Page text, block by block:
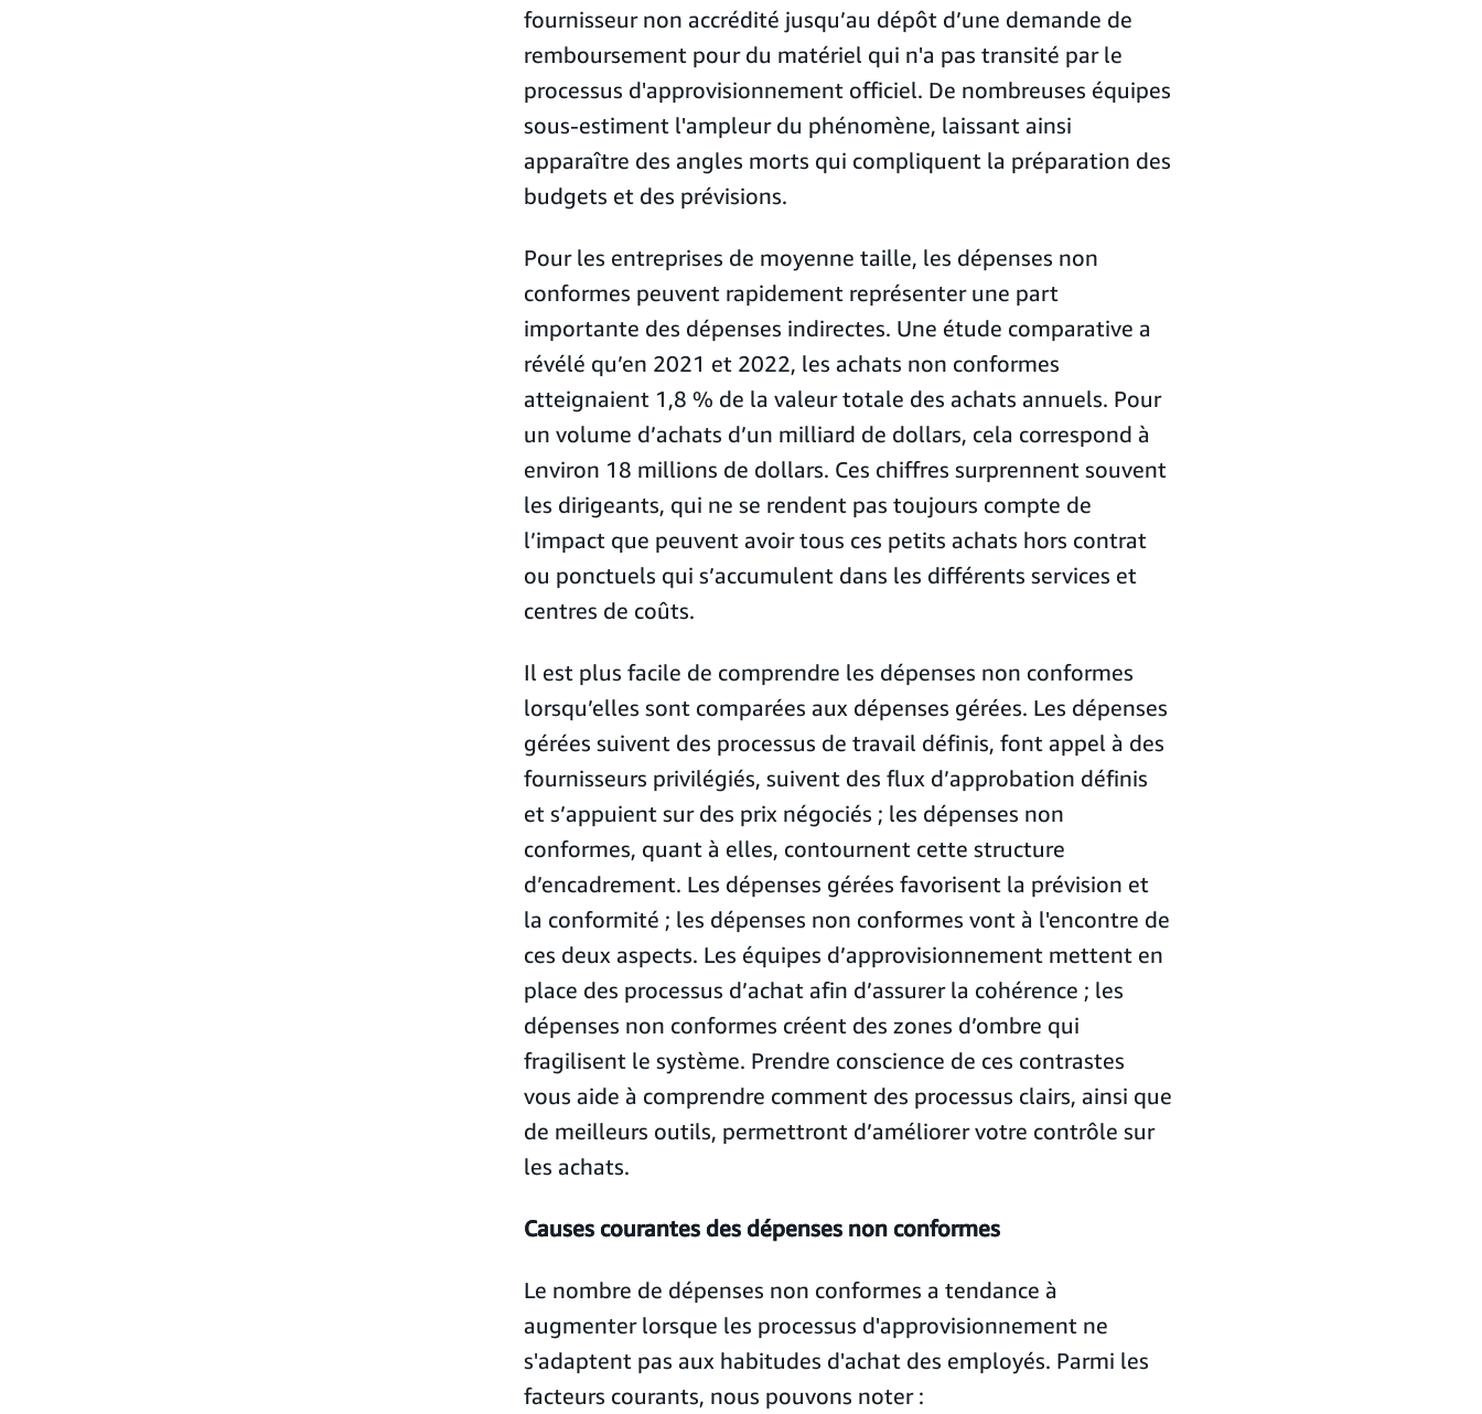
fournisseur non accrédité jusqu’au dépôt d’une demande de
remboursement pour du matériel qui n'a pas transité par le
processus d'approvisionnement officiel. De nombreuses équipes
sous-estiment l'ampleur du phénomène, laissant ainsi
apparaître des angles morts qui compliquent la préparation des
budgets et des prévisions.
Pour les entreprises de moyenne taille, les dépenses non
conformes peuvent rapidement représenter une part
importante des dépenses indirectes. Une étude comparative a
révélé qu’en 2021 et 2022, les achats non conformes
atteignaient 1,8 % de la valeur totale des achats annuels. Pour
un volume d’achats d’un milliard de dollars, cela correspond à
environ 18 millions de dollars. Ces chiffres surprennent souvent
les dirigeants, qui ne se rendent pas toujours compte de
l’impact que peuvent avoir tous ces petits achats hors contrat
ou ponctuels qui s’accumulent dans les différents services et
centres de coûts.
Il est plus facile de comprendre les dépenses non conformes
lorsqu’elles sont comparées aux dépenses gérées. Les dépenses
gérées suivent des processus de travail définis, font appel à des
fournisseurs privilégiés, suivent des flux d’approbation définis
et s’appuient sur des prix négociés ; les dépenses non
conformes, quant à elles, contournent cette structure
d’encadrement. Les dépenses gérées favorisent la prévision et
la conformité ; les dépenses non conformes vont à l'encontre de
ces deux aspects. Les équipes d’approvisionnement mettent en
place des processus d’achat afin d’assurer la cohérence ; les
dépenses non conformes créent des zones d’ombre qui
fragilisent le système. Prendre conscience de ces contrastes
vous aide à comprendre comment des processus clairs, ainsi que
de meilleurs outils, permettront d’améliorer votre contrôle sur
les achats.
Causes courantes des dépenses non conformes
Le nombre de dépenses non conformes a tendance à
augmenter lorsque les processus d'approvisionnement ne
s'adaptent pas aux habitudes d'achat des employés. Parmi les
facteurs courants, nous pouvons noter :